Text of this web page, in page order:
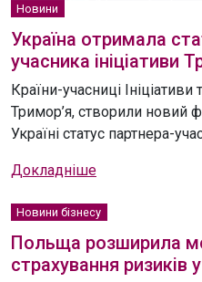
Новини
Україна отримала
учасника ініціативи
Країни-учасниці
Тримор’я, створили новий
Україні статус партнера-
Докладніше
Новини бізнесу
Польща розширила
страхування ризиків